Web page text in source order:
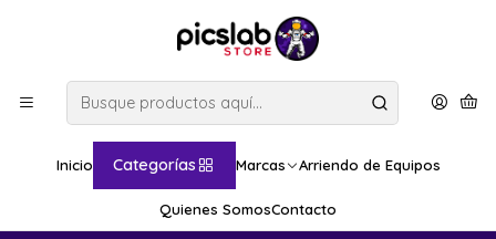
Inicio Categorías Marcas Arriendo de Equipos
Quienes SomosContacto